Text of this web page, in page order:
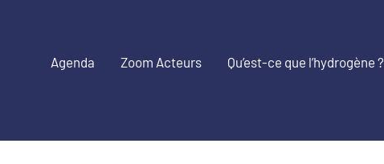
Agenda Zoom Acteurs Qu’est-ce que l’hydrogène ?